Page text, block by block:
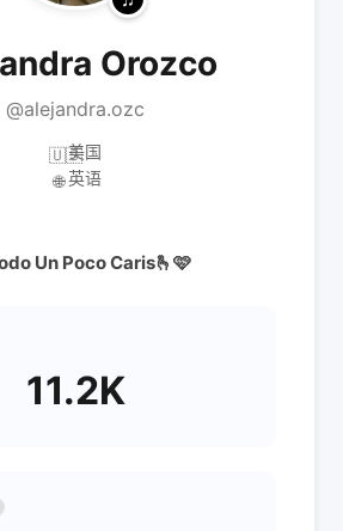
Orozco
@alejandra.ozc
🇺🇸美国
🌐 英语
Un Poco Caris🫰🩷
11.2K